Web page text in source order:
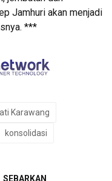
Jamhuri akan menjadi
***
Karawang
konsolidasi
SEBARKAN